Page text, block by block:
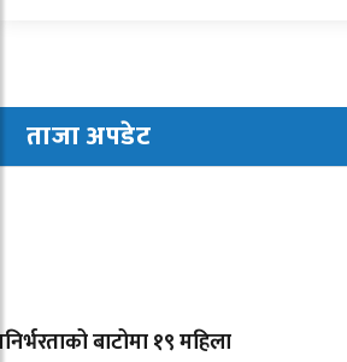
ताजा अपडेट
बाटोमा १९ महिला